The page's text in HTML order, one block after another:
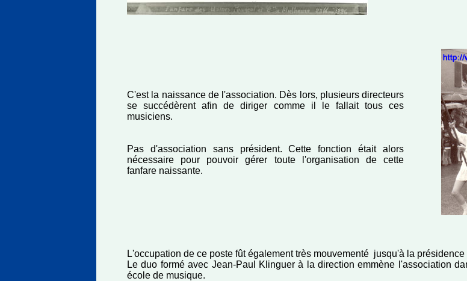
C'est la naissance de l'association. Dès lors, plusieurs directeurs
se succédèrent afin de diriger comme il le fallait tous ces
musiciens.
Pas d'association sans président. Cette fonction était alors
nécessaire pour pouvoir gérer toute l'organisation de cette
fanfare naissante.
L'occupation de ce poste fût également très mouvementé jusqu'à la
Le duo formé avec Jean-Paul Klinguer à la direction emmène l'association
école de musique.